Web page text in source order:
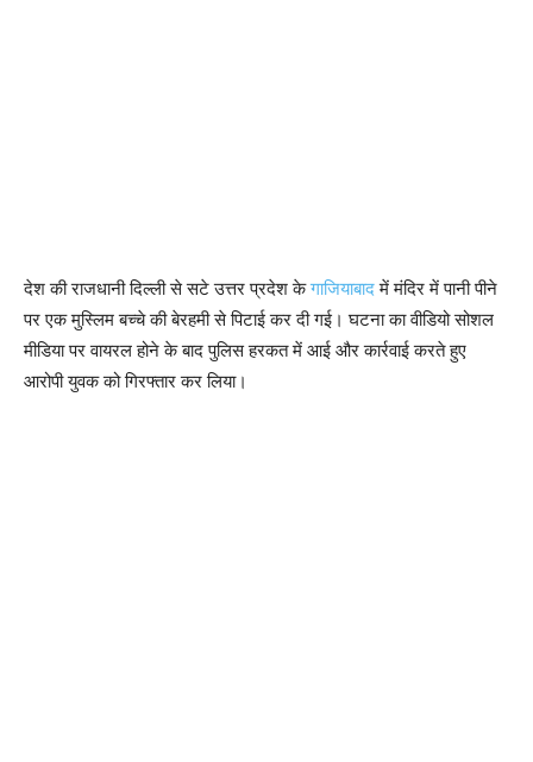
देश की राजधानी दिल्ली से सटे उत्तर प्रदेश केगाजियाबादमें मंदिर में पानी पीने
पर एक मुस्लिम बच्चे की बेरहमी से पिटाई कर दी गई। घटना का वीडियो सोशल
मीडिया पर वायरल होने के बाद पुलिस हरकत में आई और कार्रवाई करते हुए
आरोपी युवक को गिरफ्तार कर लिया।